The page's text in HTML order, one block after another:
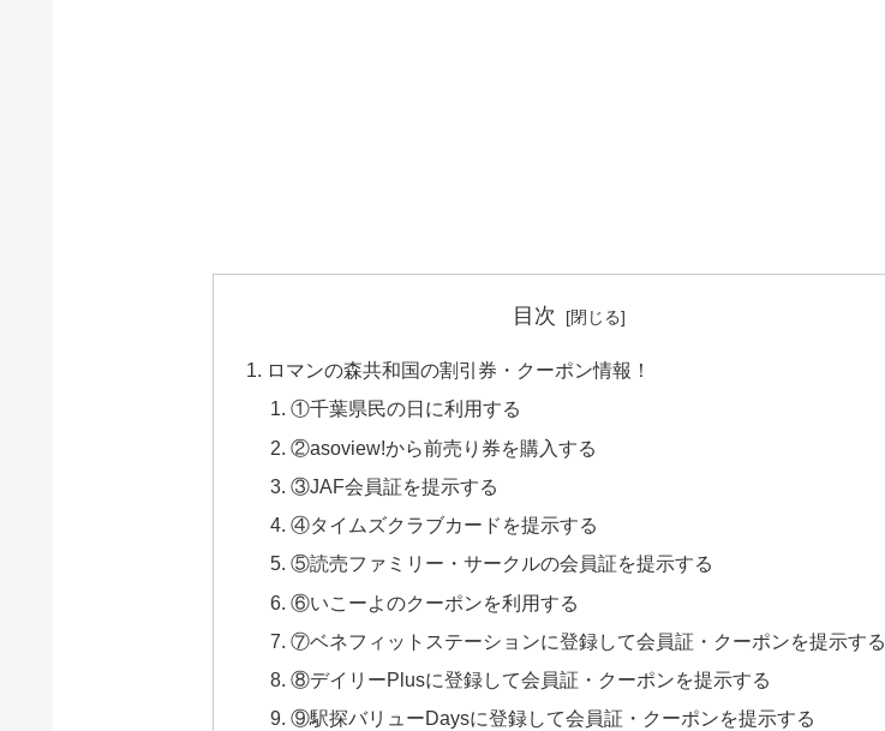
目次
ロマンの森共和国の割引券・クーポン情報！
①千葉県民の日に利用する
②asoview!から前売り券を購入する
③JAF会員証を提示する
④タイムズクラブカードを提示する
⑤読売ファミリー・サークルの会員証を提示する
⑥いこーよのクーポンを利用する
⑦ベネフィットステーションに登録して会員証・クーポンを提示する
⑧デイリーPlusに登録して会員証・クーポンを提示する
⑨駅探バリューDaysに登録して会員証・クーポンを提示する